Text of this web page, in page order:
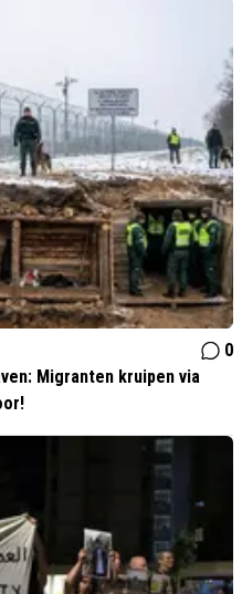
0
Migranten kruipen via